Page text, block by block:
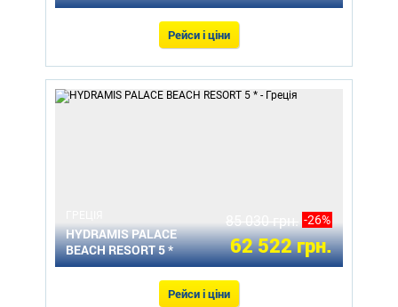
Рейси і ціни
HYDRAMIS PALACE
BEACH RESORT 5 *
85 030 грн. -26%
62 522 грн.
Рейси і ціни